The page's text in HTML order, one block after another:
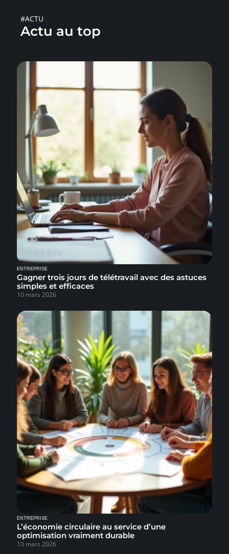
#ACTU
Actu au top
ENTREPRISE
Gagner trois jours de télétravail avec des astuces
simples et efficaces
10 mars 2026
ENTREPRISE
L’économie circulaire au service d’une
optimisation vraiment durable
10 mars 2026